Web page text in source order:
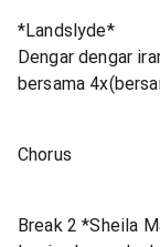
*Landslyde*
Dengar dengar
bersama
Chorus
Break 2 *Sheila